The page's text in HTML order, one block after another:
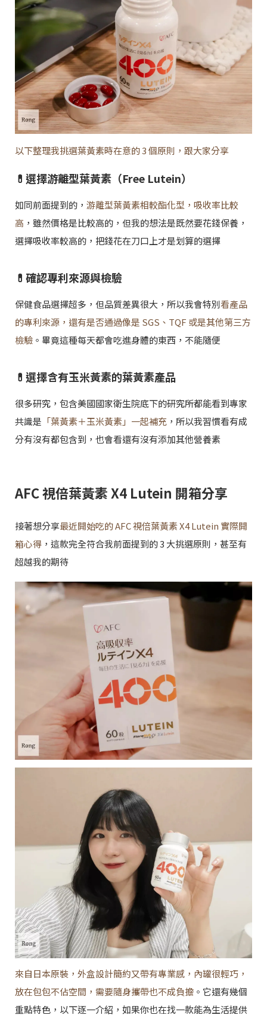
以下整理我挑選葉黃素時在意的 3 個原則，跟大家分享
💊選擇游離型葉黃素（Free Lutein）
如同前面提到的， 游離型葉黃素相較酯化型，吸收率比較
高 ，雖然價格是比較高的，但我的想法是既然要花錢保養，
選擇吸收率較高的，把錢花在刀口上才是划算的選擇
💊確認專利來源與檢驗
保健食品選擇超多，但品質差異很大，所以我會特別看產品
的專利來源，還有是否通過像是 SGS、TQF 或是其他第三方
檢驗 。畢竟這種每天都會吃進身體的東西，不能隨便
💊選擇含有玉米黃素的葉黃素產品
很多研究，包含美國國家衛生院底下的研究所都能看到專家
共識是 「葉黃素＋玉米黃素」一起補充 ，所以我習慣看有成
分有沒有都包含到，也會看還有沒有添加其他營養素
AFC 視倍葉黃素 X4 Lutein 開箱分享
接著想分享最近開始吃的 AFC 視倍葉黃素 X4 Lutein 實際開
箱心得 ，這款完全符合我前面提到的 3 大挑選原則，甚至有
超越我的期待
來自日本原裝，外盒設計簡約又帶有專業感，內罐很輕巧，
放在包包不佔空間，需要隨身攜帶也不成負擔。它還有幾個
重點特色，以下逐一介紹，如果你也在找一款能為生活提供